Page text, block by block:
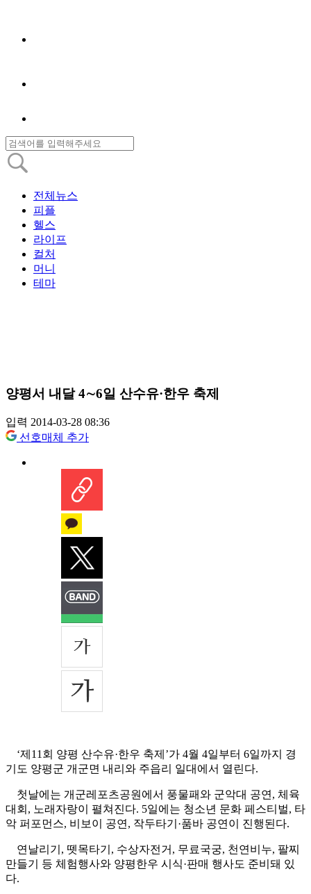
전체뉴스
피플
헬스
라이프
컬처
머니
테마
양평서 내달 4∼6일 산수유·한우 축제
입력 2014-03-28 08:36
선호매체 추가
‘제11회 양평 산수유·한우 축제’가 4월 4일부터 6일까지 경
기도 양평군 개군면 내리와 주읍리 일대에서 열린다.
첫날에는 개군레포츠공원에서 풍물패와 군악대 공연, 체육
대회, 노래자랑이 펼쳐진다. 5일에는 청소년 문화 페스티벌, 타
악 퍼포먼스, 비보이 공연, 작두타기·품바 공연이 진행된다.
연날리기, 뗏목타기, 수상자전거, 무료국궁, 천연비누, 팔찌
만들기 등 체험행사와 양평한우 시식·판매 행사도 준비돼 있
다.